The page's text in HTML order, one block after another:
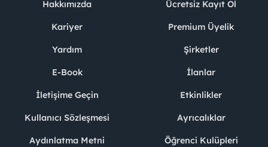
Hakkımızda
Kariyer
Yardım
E-Book
İletişime Geçin
Kullanıcı Sözleşmesi
Aydınlatma Metni
Ücretsiz Kayıt Ol
Premium Üyelik
Şirketler
İlanlar
Etkinlikler
Ayrıcalıklar
Öğrenci Kulüpleri